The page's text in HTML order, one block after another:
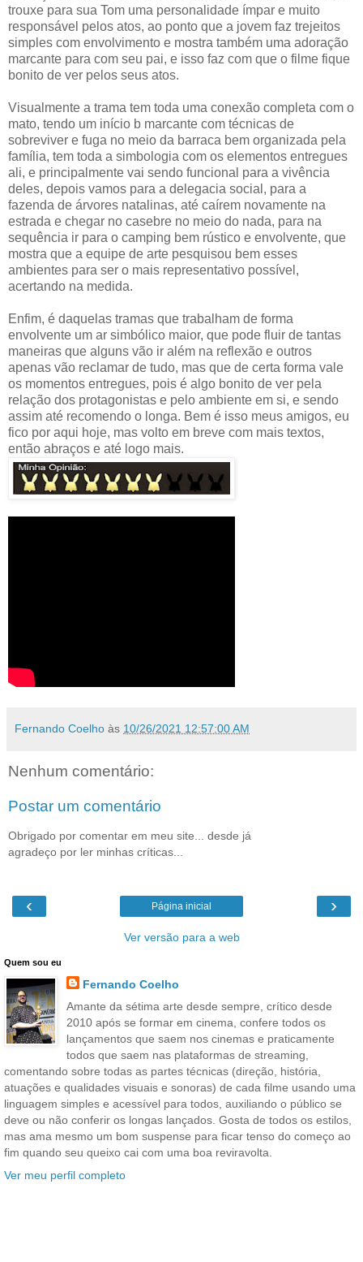
trouxe para sua Tom uma personalidade ímpar e muito
responsável pelos atos, ao ponto que a jovem faz trejeitos
simples com envolvimento e mostra também uma adoração
marcante para com seu pai, e isso faz com que o filme fique
bonito de ver pelos seus atos.
Visualmente a trama tem toda uma conexão completa com o
mato, tendo um início b marcante com técnicas de
sobreviver e fuga no meio da barraca bem organizada pela
família, tem toda a simbologia com os elementos entregues
ali, e principalmente vai sendo funcional para a vivência
deles, depois vamos para a delegacia social, para a
fazenda de árvores natalinas, até caírem novamente na
estrada e chegar no casebre no meio do nada, para na
sequência ir para o camping bem rústico e envolvente, que
mostra que a equipe de arte pesquisou bem esses
ambientes para ser o mais representativo possível,
acertando na medida.
Enfim, é daquelas tramas que trabalham de forma
envolvente um ar simbólico maior, que pode fluir de tantas
maneiras que alguns vão ir além na reflexão e outros
apenas vão reclamar de tudo, mas que de certa forma vale
os momentos entregues, pois é algo bonito de ver pela
relação dos protagonistas e pelo ambiente em si, e sendo
assim até recomendo o longa. Bem é isso meus amigos, eu
fico por aqui hoje, mas volto em breve com mais textos,
então abraços e até logo mais.
Fernando Coelho às 10/26/2021 12:57:00 AM
Nenhum comentário:
Postar um comentário
Obrigado por comentar em meu site... desde já
agradeço por ler minhas críticas...
‹ ›
Página inicial
Ver versão para a web
Quem sou eu
Fernando Coelho
Amante da sétima arte desde sempre, crítico desde
2010 após se formar em cinema, confere todos os
lançamentos que saem nos cinemas e praticamente
todos que saem nas plataformas de streaming,
comentando sobre todas as partes técnicas (direção, história,
atuações e qualidades visuais e sonoras) de cada filme usando uma
linguagem simples e acessível para todos, auxiliando o público se
deve ou não conferir os longas lançados. Gosta de todos os estilos,
mas ama mesmo um bom suspense para ficar tenso do começo ao
fim quando seu queixo cai com uma boa reviravolta.
Ver meu perfil completo